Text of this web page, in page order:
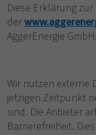
Diese Erklärung
der
AggerEnergie GmbH.
Wir nutzen externe
jetzigen Zeitpunkt
sind. Die Anbieter
Barrierefreiheit.